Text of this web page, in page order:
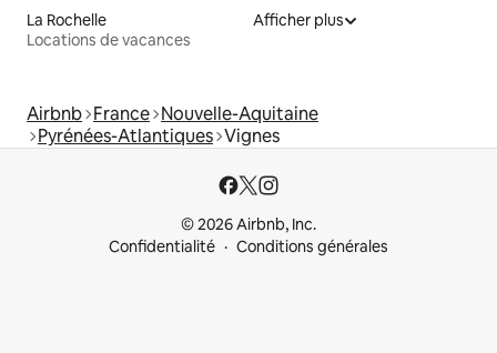
La Rochelle
Locations de vacances
Afficher plus
Airbnb France Nouvelle-Aquitaine
Pyrénées-Atlantiques Vignes
© 2026 Airbnb, Inc.
Confidentialité
Conditions générales